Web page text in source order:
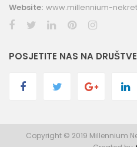
Website: www.millennium-
POSJETITE NAS NA
Copyright © 2019 Millennium